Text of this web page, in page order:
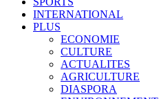
INTERNATIONAL
PLUS
ECONOMIE
CULTURE
ACTUALITES
AGRICULTURE
DIASPORA